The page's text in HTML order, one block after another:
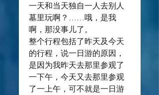
一天和当天独自一人去别人
墓里玩啊？……哦，是我
啊，那没事儿了。
整个行程包括了昨天及今天
的行程，说一日游的原因，
是因为我昨天去那里参观了
一下午，今天又去那里参观
了一上午，可不就是一日游